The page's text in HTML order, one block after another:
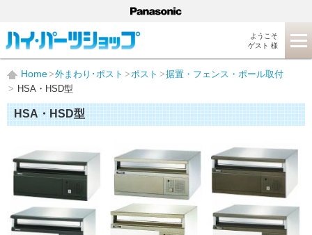
ようこそ
ゲスト 様
Home 外まわり･ポスト ポスト
据置・フェンス・ポール取付
HSA・HSD型
HSA・HSD型